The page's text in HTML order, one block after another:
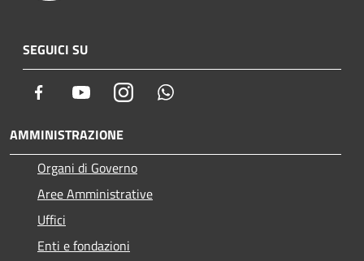
SEGUICI SU
Facebook YoutubeInstagram
AMMINISTRAZIONE
Organi di Governo
Aree Amministrative
Uffici
Enti e fondazioni